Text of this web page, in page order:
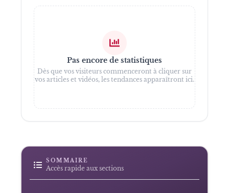
Pas encore de statistiques
Dès que vos visiteurs commenceront à cliquer sur
vos articles et vidéos, les tendances apparaîtront ici.
SOMMAIRE
Accès rapide aux sections